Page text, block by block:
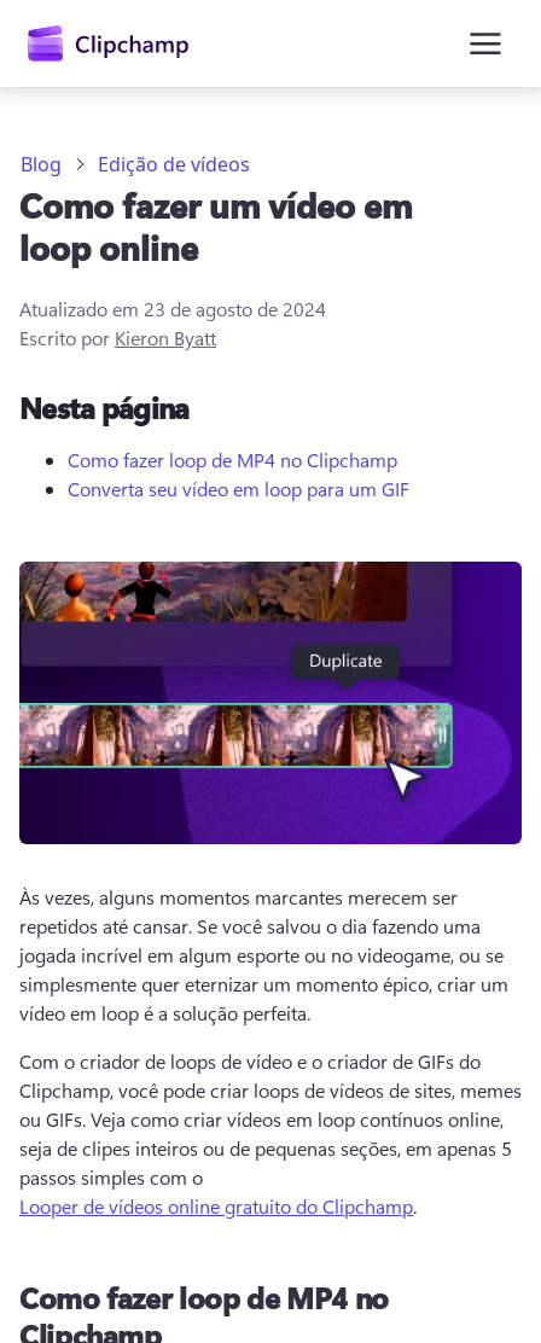
conteúdo
principal
Experimentar gratuitamente
Blog Edição de vídeos
Como fazer um vídeo em
loop online
Atualizado em 23 de agosto de 2024
Escrito por Kieron Byatt
Nesta página
Como fazer loop de MP4 no Clipchamp
Converta seu vídeo em loop para um GIF
Às vezes, alguns momentos marcantes merecem ser
repetidos até cansar. Se você salvou o dia fazendo uma
jogada incrível em algum esporte ou no videogame, ou se
simplesmente quer eternizar um momento épico, criar um
vídeo em loop é a solução perfeita.
Com o criador de loops de vídeo e o criador de GIFs do
Clipchamp, você pode criar loops de vídeos de sites, memes
ou GIFs. Veja como criar vídeos em loop contínuos online,
seja de clipes inteiros ou de pequenas seções, em apenas 5
passos simples com o
Looper de vídeos online gratuito do Clipchamp.
Como fazer loop de MP4 no
Clipchamp